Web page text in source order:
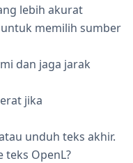
lebih akurat
memilih sumber
dan jaga jarak
jika
unduh teks akhir.
teks OpenL?